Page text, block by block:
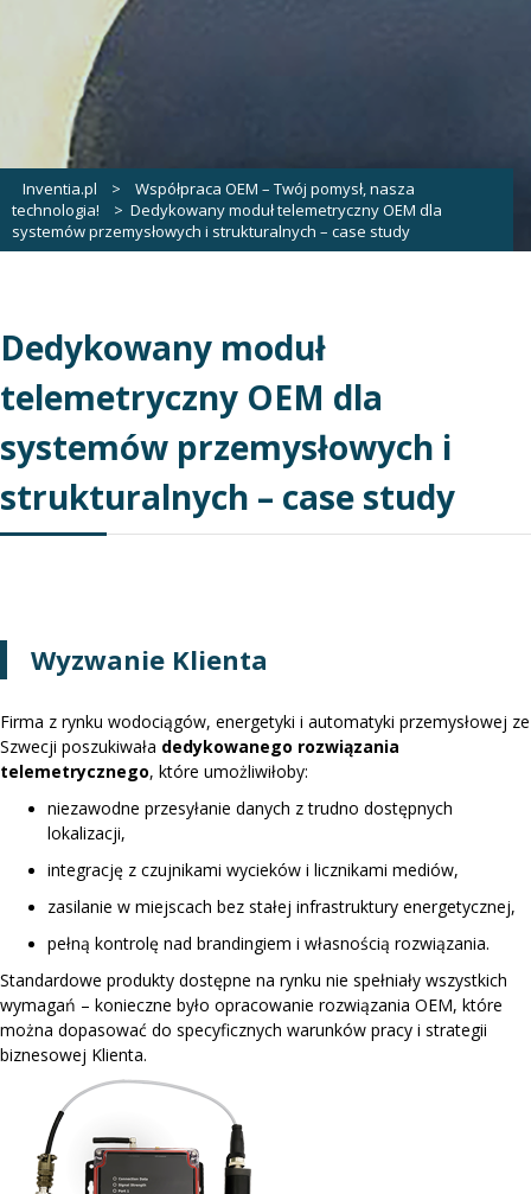
Inventia.pl >
Współpraca OEM – Twój pomysł, nasza
technologia!
> Dedykowany moduł telemetryczny OEM dla
systemów przemysłowych i strukturalnych – case study
Dedykowany moduł
telemetryczny OEM dla
systemów przemysłowych i
strukturalnych – case study
Wyzwanie Klienta
Firma z rynku wodociągów, energetyki i automatyki przemysłowej ze
Szwecji poszukiwała dedykowanego rozwiązania
telemetrycznego, które umożliwiłoby:
niezawodne przesyłanie danych z trudno dostępnych
lokalizacji,
integrację z czujnikami wycieków i licznikami mediów,
zasilanie w miejscach bez stałej infrastruktury energetycznej,
pełną kontrolę nad brandingiem i własnością rozwiązania.
Standardowe produkty dostępne na rynku nie spełniały wszystkich
wymagań – konieczne było opracowanie rozwiązania OEM, które
można dopasować do specyficznych warunków pracy i strategii
biznesowej Klienta.